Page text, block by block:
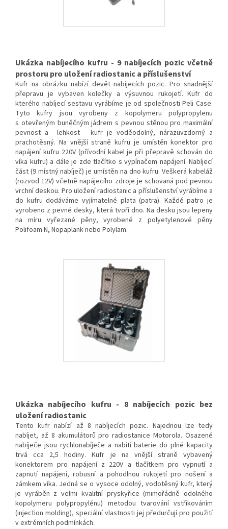
Ukázka nabíjecího kufru - 9 nabíjecích pozic včetně
prostoru pro uložení radiostanic a příslušenství
Kufr na obrázku nabízí devět nabíjecích pozic. Pro snadnější
přepravu je vybaven kolečky a výsuvnou rukojetí. Kufr do
kterého nabíjecí sestavu vyrábíme je od společnosti Peli Case.
Tyto kufry jsou vyrobeny z kopolymeru polypropylenu
s otevřeným buněčným jádrem s pevnou stěnou pro maximální
pevnost a lehkost - kufr je voděodolný, nárazuvzdorný a
prachotěsný. Na vnější straně kufru je umístěn konektor pro
napájení kufru 220V (přívodní kabel je při přepravě schován do
víka kufru) a dále je zde tlačítko s vypínačem napájení. Nabíjecí
část (9 místný nabíječ) je umístěn na dno kufru. Veškerá kabeláž
(rozvod 12V) včetně napájecího zdroje je schovaná pod pevnou
vrchní deskou. Pro uložení radiostanic a příslušenství vyrábíme a
do kufru dodáváme vyjímatelné plata (patra). Každé patro je
vyrobeno z pevné desky, která tvoří dno. Na desku jsou lepeny
na míru vyřezané pěny, vyrobené z polyetylenové pěny
Polifoam N, Nopaplank nebo Polylam.
Ukázka nabíjecího kufru - 8 nabíjecích pozic bez
uložení radiostanic
Tento kufr nabízí až 8 nabíjecích pozic. Najednou lze tedy
nabíjet, až 8 akumulátorů pro radiostanice Motorola. Osazené
nabíječe jsou rychlonabíječe a nabití baterie do plné kapacity
trvá cca 2,5 hodiny. Kufr je na vnější straně vybavený
konektorem pro napájení z 220V a tlačítkem pro vypnutí a
zapnutí napájení, robusní a pohodlnou rukojetí pro nošení a
zámkem víka. Jedná se o vysoce odolný, vodotěsný kufr, který
je vyráběn z velmi kvalitní pryskyřice (mimořádně odolného
kopolymeru polypropylénu) metodou tvarování vstřikováním
(injection molding), speciální vlastnosti jej předurčují pro použití
v extrémních podmínkách.